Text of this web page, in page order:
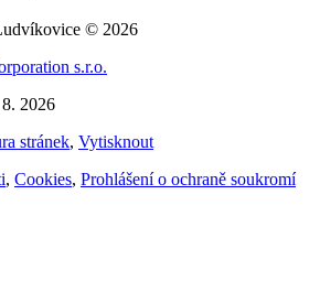
© 2026
s.r.o.
2026
stránek, Vytisknout
, Cookies, Prohlášení o ochraně soukromí